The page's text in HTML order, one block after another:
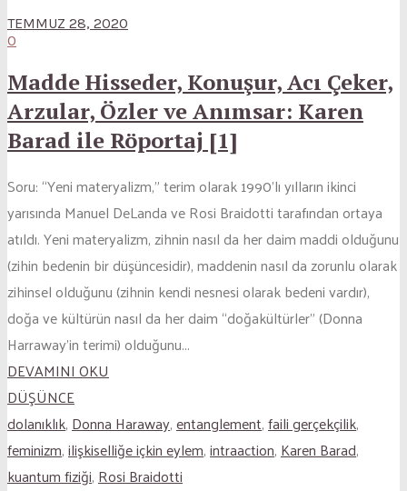
TEMMUZ 28, 2020
0
Madde Hisseder, Konuşur, Acı Çeker,
Arzular, Özler ve Anımsar: Karen
Barad ile Röportaj [1]
Soru: “Yeni materyalizm,” terim olarak 1990’lı yılların ikinci
yarısında Manuel DeLanda ve Rosi Braidotti tarafından ortaya
atıldı. Yeni materyalizm, zihnin nasıl da her daim maddi olduğunu
(zihin bedenin bir düşüncesidir), maddenin nasıl da zorunlu olarak
zihinsel olduğunu (zihnin kendi nesnesi olarak bedeni vardır),
doğa ve kültürün nasıl da her daim “doğakültürler” (Donna
Harraway’in terimi) olduğunu...
DEVAMINI OKU
DÜŞÜNCE
dolanıklık,Donna Haraway,entanglement,faili gerçekçilik,
feminizm,ilişkiselliğe içkin eylem,intraaction,Karen Barad,
kuantum fiziği,Rosi Braidotti